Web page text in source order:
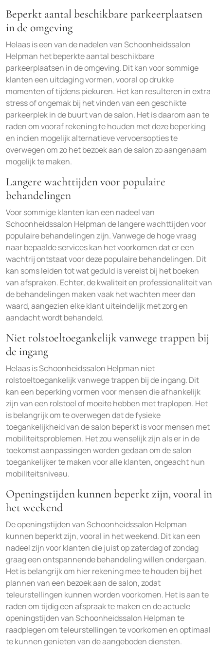
Beperkt aantal beschikbare parkeerplaatsen
in de omgeving
Helaas is een van de nadelen van Schoonheidssalon
Helpman het beperkte aantal beschikbare
parkeerplaatsen in de omgeving. Dit kan voor sommige
klanten een uitdaging vormen, vooral op drukke
momenten of tijdens piekuren. Het kan resulteren in extra
stress of ongemak bij het vinden van een geschikte
parkeerplek in de buurt van de salon. Het is daarom aan te
raden om vooraf rekening te houden met deze beperking
en indien mogelijk alternatieve vervoersopties te
overwegen om zo het bezoek aan de salon zo aangenaam
mogelijk te maken.
Langere wachttijden voor populaire
behandelingen
Voor sommige klanten kan een nadeel van
Schoonheidssalon Helpman de langere wachttijden voor
populaire behandelingen zijn. Vanwege de hoge vraag
naar bepaalde services kan het voorkomen dat er een
wachtrij ontstaat voor deze populaire behandelingen. Dit
kan soms leiden tot wat geduld is vereist bij het boeken
van afspraken. Echter, de kwaliteit en professionaliteit van
de behandelingen maken vaak het wachten meer dan
waard, aangezien elke klant uiteindelijk met zorg en
aandacht wordt behandeld.
Niet rolstoeltoegankelijk vanwege trappen bij
de ingang
Helaas is Schoonheidssalon Helpman niet
rolstoeltoegankelijk vanwege trappen bij de ingang. Dit
kan een beperking vormen voor mensen die afhankelijk
zijn van een rolstoel of moeite hebben met traplopen. Het
is belangrijk om te overwegen dat de fysieke
toegankelijkheid van de salon beperkt is voor mensen met
mobiliteitsproblemen. Het zou wenselijk zijn als er in de
toekomst aanpassingen worden gedaan om de salon
toegankelijker te maken voor alle klanten, ongeacht hun
mobiliteitsniveau.
Openingstijden kunnen beperkt zijn, vooral in
het weekend
De openingstijden van Schoonheidssalon Helpman
kunnen beperkt zijn, vooral in het weekend. Dit kan een
nadeel zijn voor klanten die juist op zaterdag of zondag
graag een ontspannende behandeling willen ondergaan.
Het is belangrijk om hier rekening mee te houden bij het
plannen van een bezoek aan de salon, zodat
teleurstellingen kunnen worden voorkomen. Het is aan te
raden om tijdig een afspraak te maken en de actuele
openingstijden van Schoonheidssalon Helpman te
raadplegen om teleurstellingen te voorkomen en optimaal
te kunnen genieten van de aangeboden diensten.